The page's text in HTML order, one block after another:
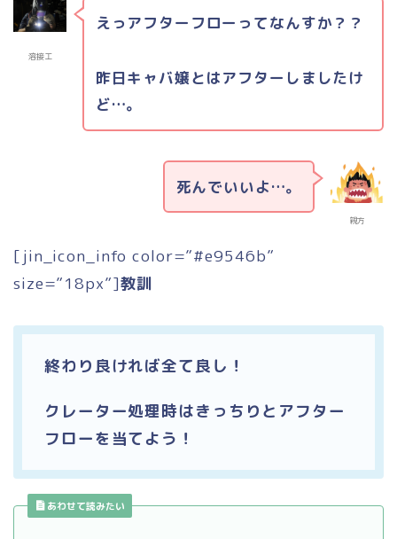
溶接工
えっアフターフローってなんすか？？
昨日キャバ嬢とはアフターしましたけ
ど…。
親方
死んでいいよ…。
[jin_icon_info color=”#e9546b”
size=”18px”]教訓
終わり良ければ全て良し！
クレーター処理時はきっちりとアフター
フローを当てよう！
あわせて読みたい